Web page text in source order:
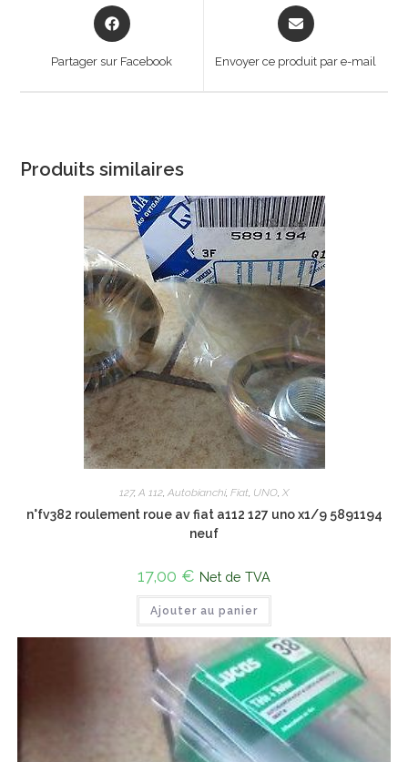
Opens
in
Partager sur Facebook
Opens
in
new
Envoyer ce produit par e-mail
Produits similaires
127, A 112, Autobianchi, Fiat, UNO, X
n°fv382 roulement roue av fiat a112 127 uno x1/9 5891194
neuf
17,00 € Net de TVA
Ajouter au panier